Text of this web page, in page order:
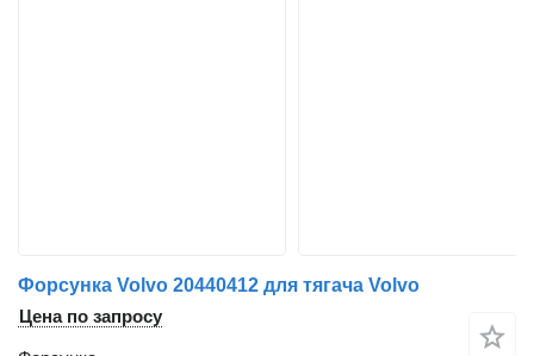
Форсунка Volvo 20440412 для тягача Volvo
Цена по запросу